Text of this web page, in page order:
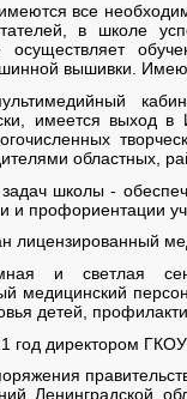
все
в школе
осуществляет
вышивки.
имеется выход
областных,
школы -
и профориентации
лицензированный
и светлая
медицинский
детей,
год директором
Ленинградской